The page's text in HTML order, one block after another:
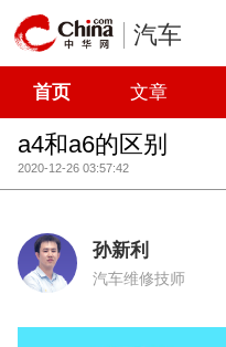
汽车
首页 文章
a4和a6的区别
2020-12-26 03:57:42
孙新利
汽车维修技师